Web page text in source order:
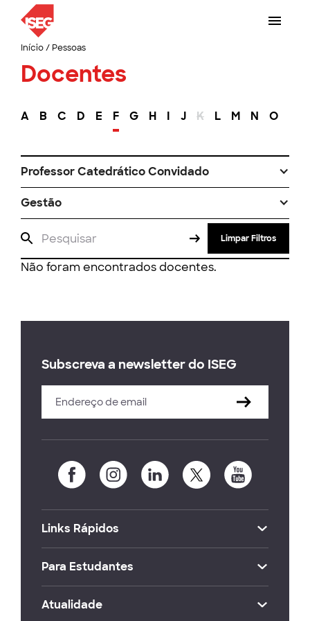
Início/ Pessoas
Docentes
A B C D E F G H I J K L M N O
Professor Catedrático Convidado
Gestão
Limpar Filtros
Não foram encontrados docentes.
Subscreva a newsletter do ISEG
Links Rápidos
Para Estudantes
Atualidade